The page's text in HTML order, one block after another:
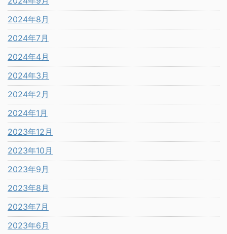
2024年8月
2024年7月
2024年4月
2024年3月
2024年2月
2024年1月
2023年12月
2023年10月
2023年9月
2023年8月
2023年7月
2023年6月